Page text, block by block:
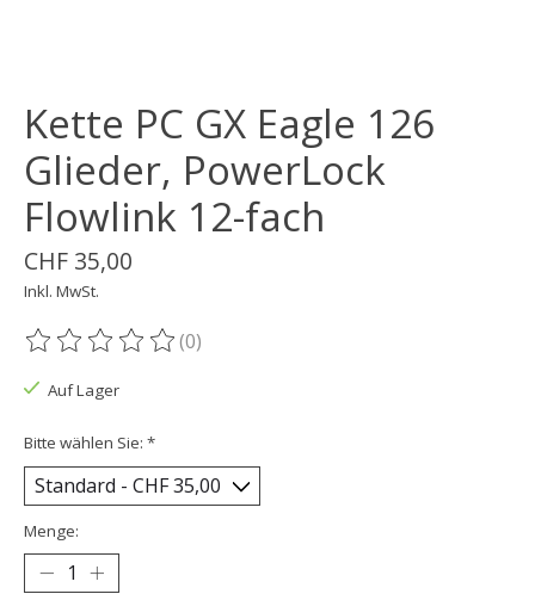
Kette PC GX Eagle 126
Glieder, PowerLock
Flowlink 12-fach
CHF 35,00
Inkl. MwSt.
Die Bewertung dieses Produkts ist
(0)
Auf Lager
Bitte wählen Sie: *
Menge: